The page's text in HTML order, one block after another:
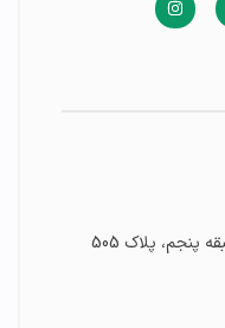
پنجم، پلاک 505